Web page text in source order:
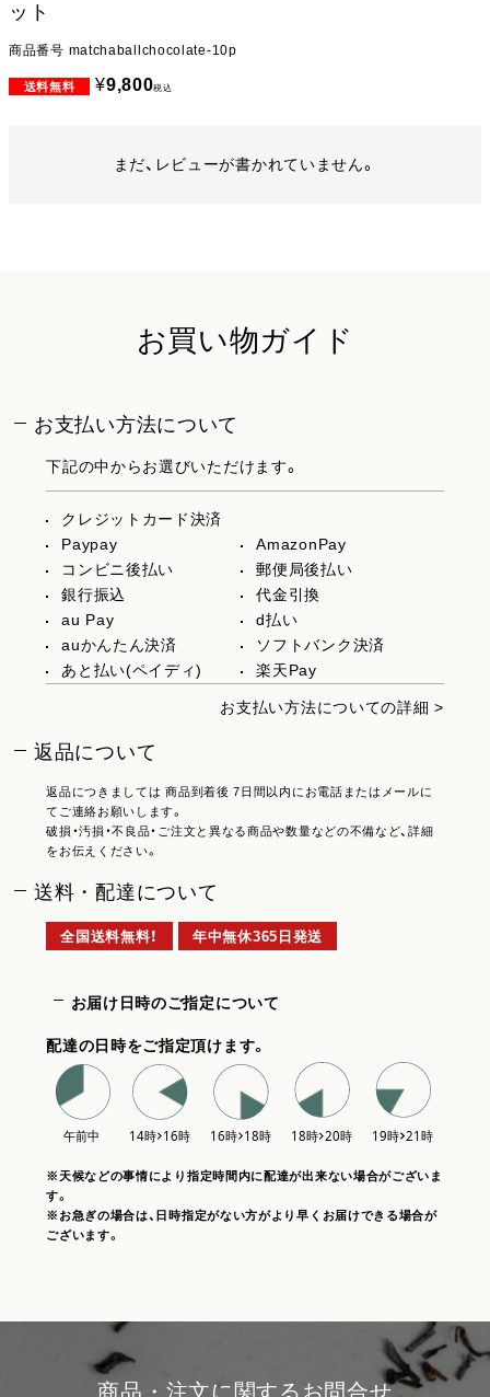
ット
商品番号 matchaballchocolate-10p
¥9,800税込
まだ、レビューが書かれていません。
お買い物ガイド
お支払い方法について
下記の中からお選びいただけます。
クレジットカード決済
Paypay
AmazonPay
コンビニ後払い
郵便局後払い
銀行振込
代金引換
au Pay
d払い
auかんたん決済
ソフトバンク決済
あと払い(ペイディ)
楽天Pay
お支払い方法についての詳細 >
返品について
返品につきましては 商品到着後 7日間以内にお電話またはメールに
てご連絡お願いします。
破損・汚損・不良品・ご注文と異なる商品や数量などの不備など、詳細
をお伝えください。
送料・配達について
全国送料無料！ 年中無休365日発送
お届け日時のご指定について
配達の日時をご指定頂けます。
※天候などの事情により指定時間内に配達が出来ない場合がございま
す。
※お急ぎの場合は、日時指定がない方がより早くお届けできる場合が
ございます。
商品・注文に関するお問合せ